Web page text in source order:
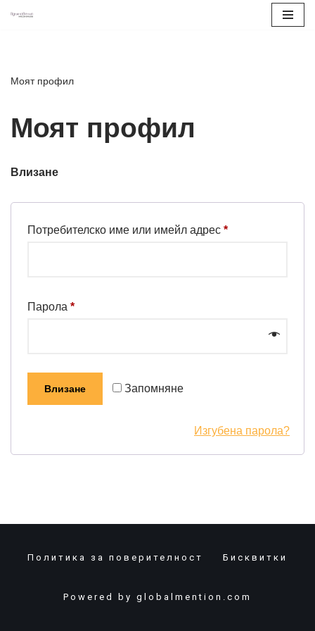
съдържанието
Моят профил
Моят профил
Влизане
Потребителско име или имейл адрес *
Парола *
Запомняне
Влизане
Изгубена парола?
Политика за поверителност Бисквитки
Powered by globalmention.com